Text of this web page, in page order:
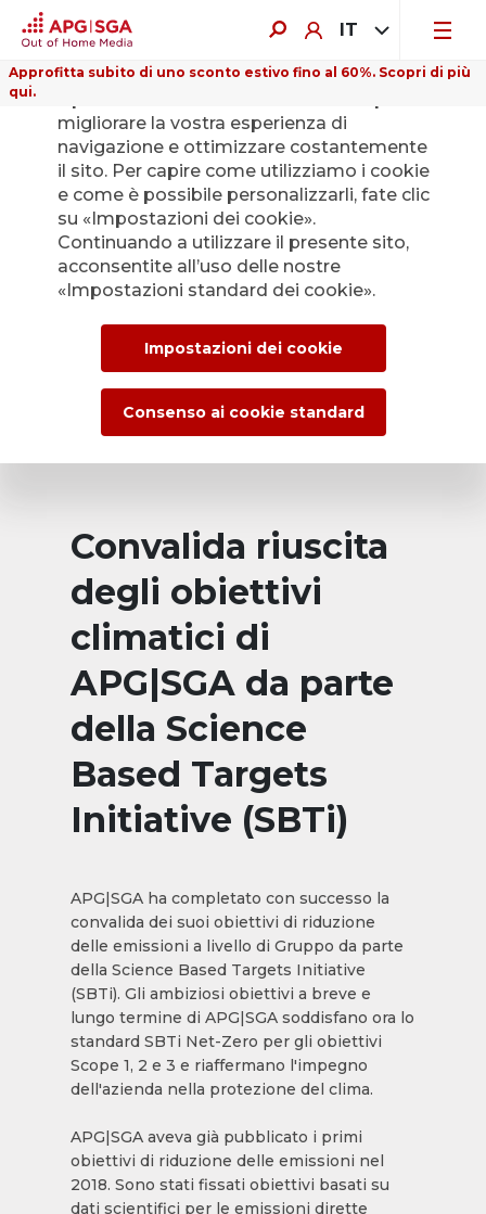
IT
Approfitta subito di uno sconto estivo fino al 60%. Scopri di più
qui.
Convalida riuscita
degli obiettivi
climatici di
APG|SGA da parte
della Science
Based Targets
Initiative (SBTi)
APG|SGA ha completato con successo la
convalida dei suoi obiettivi di riduzione
delle emissioni a livello di Gruppo da parte
della Science Based Targets Initiative
(SBTi). Gli ambiziosi obiettivi a breve e
lungo termine di APG|SGA soddisfano ora lo
standard SBTi Net-Zero per gli obiettivi
Scope 1, 2 e 3 e riaffermano l'impegno
dell'azienda nella protezione del clima.
APG|SGA aveva già pubblicato i primi
obiettivi di riduzione delle emissioni nel
2018. Sono stati fissati obiettivi basati su
dati scientifici per le emissioni dirette
migliorare la vostra esperienza di
navigazione e ottimizzare costantemente
il sito. Per capire come utilizziamo i cookie
e come è possibile personalizzarli, fate clic
su «Impostazioni dei cookie».
Continuando a utilizzare il presente sito,
acconsentite all’uso delle nostre
«Impostazioni standard dei cookie».
Impostazioni dei cookie
Consenso ai cookie standard